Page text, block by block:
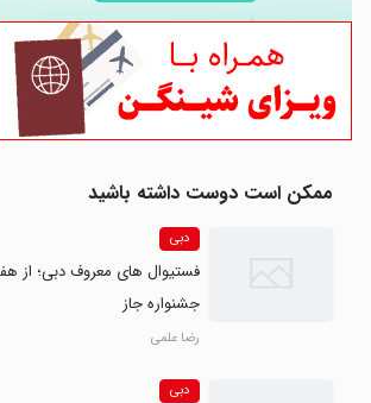
ممکن است دوست داشته باشید
دبی
فستیوال های معروف دبی؛ از
جشنواره جاز
رضا علمی
دبی